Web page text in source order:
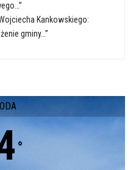
Kankowskiego:
gminy…”
°